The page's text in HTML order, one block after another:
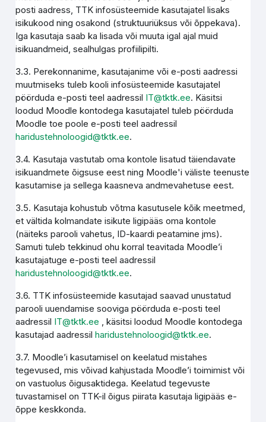
posti aadress, TTK infosüsteemide kasutajatel lisaks
isikukood ning osakond (struktuuriüksus või õppekava).
Iga kasutaja saab ka lisada või muuta igal ajal muid
isikuandmeid, sealhulgas profiilipilti.
3.3. Perekonnanime, kasutajanime või e-posti aadressi
muutmiseks tuleb kooli infosüsteemide kasutajatel
pöörduda e-posti teel aadressil IT@tktk.ee. Käsitsi
loodud Moodle kontodega kasutajatel tuleb pöörduda
Moodle toe poole e-posti teel aadressil
haridustehnoloogid@tktk.ee.
3.4. Kasutaja vastutab oma kontole lisatud täiendavate
isikuandmete õigsuse eest ning Moodle'i väliste teenuste
kasutamise ja sellega kaasneva andmevahetuse eest.
3.5. Kasutaja kohustub võtma kasutusele kõik meetmed,
et vältida kolmandate isikute ligipääs oma kontole
(näiteks parooli vahetus, ID-kaardi peatamine jms).
Samuti tuleb tekkinud ohu korral teavitada Moodle’i
kasutajatuge e-posti teel aadressil
haridustehnoloogid@tktk.ee.
3.6. TTK infosüsteemide kasutajad saavad unustatud
parooli uuendamise sooviga pöörduda e-posti teel
aadressil IT@tktk.ee , käsitsi loodud Moodle kontodega
kasutajad aadressilharidustehnoloogid@tktk.ee.
3.7. Moodle’i kasutamisel on keelatud mistahes
tegevused, mis võivad kahjustada Moodle’i toimimist või
on vastuolus õigusaktidega. Keelatud tegevuste
tuvastamisel on TTK-il õigus piirata kasutaja ligipääs e-
õppe keskkonda.